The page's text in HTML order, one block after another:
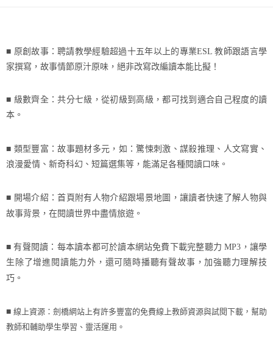
■ 原創故事：聘請教學經驗超過十五年以上的專業ESL教師跟語言學
家撰寫，故事情節原汁原味，絕非改寫改編讀本能比擬！
■ 級數齊全：共分七級，從初級到高級，都可找到適合自己程度的讀
本。
■ 類型豐富：故事題材多元，如：驚悚刺激、謀殺推理、人文寫實、
浪漫愛情、新奇科幻、短篇選集等，能滿足各種閱讀口味。
■ 開場介紹：首頁附有人物介紹跟場景地圖，讓讀者快速了解人物與
故事背景，在閱讀世界中盡情旅遊。
■ 有聲閱讀：每本讀本都可於讀本網站免費下載完整聽力 MP3 ，讓學
生除了增進閱讀能力外，還可隨時播聽有聲故事，加強聽力理解技
巧。
■ 線上資源：劍橋網站上有許多豐富的免費線上教師資源與試閱下載，幫助
教師和輔助學生學習、靈活運用。